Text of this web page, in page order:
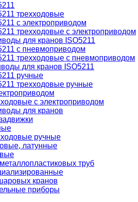
трехходовые
с электроприводом
трехходовые с электроприводом
для кранов ISO5211
с пневмоприводом
трехходовые с пневмоприводом
для кранов ISO5211
ручные
трехходовые ручные
с электроприводом
для кранов
ручные
латунные
труб
кранов
приборы